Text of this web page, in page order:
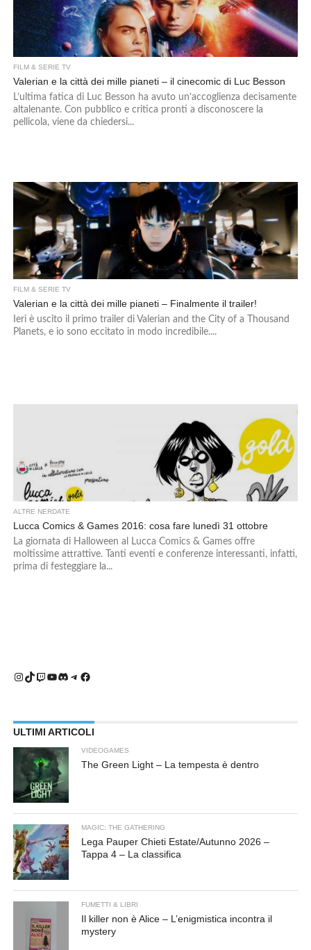
FILM & SERIE TV
Valerian e la città dei mille pianeti – il cinecomic di Luc Besson
L’ultima fatica di Luc Besson ha avuto un’accoglienza decisamente
altalenante. Con pubblico e critica pronti a disconoscere la
pellicola, viene da chiedersi...
FILM & SERIE TV
Valerian e la città dei mille pianeti – Finalmente il trailer!
Ieri è uscito il primo trailer di Valerian and the City of a Thousand
Planets, e io sono eccitato in modo incredibile....
ALTRE NERDATE
Lucca Comics & Games 2016: cosa fare lunedì 31 ottobre
La giornata di Halloween al Lucca Comics & Games offre
moltissime attrattive. Tanti eventi e conferenze interessanti, infatti,
prima di festeggiare la...
Instagram
TikTok
Twitch
YouTube
Discord
Telegram
Facebook
ULTIMI ARTICOLI
VIDEOGAMES
The Green Light – La tempesta è dentro
MAGIC: THE GATHERING
Lega Pauper Chieti Estate/Autunno 2026 –
Tappa 4 – La classifica
FUMETTI & LIBRI
Il killer non è Alice – L’enigmistica incontra il
mystery